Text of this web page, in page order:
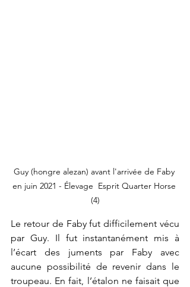
Guy (hongre alezan) avant l'arrivée de Faby
en juin 2021 - Élevage  Esprit Quarter Horse
(4)
Le retour de Faby fut difficilement vécu
par Guy. Il fut instantanément mis à
l’écart des juments par Faby avec
aucune possibilité de revenir dans le
troupeau. En fait, l’étalon ne faisait que